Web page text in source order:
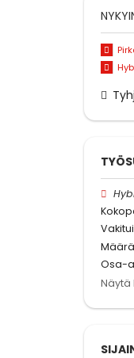
Osa-
Näytä